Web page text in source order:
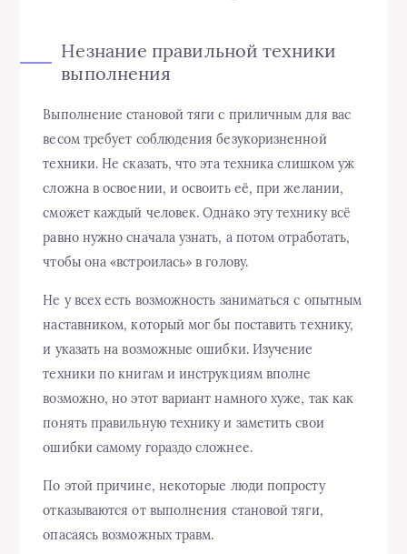
Незнание правильной техники
выполнения
Выполнение становой тяги с приличным для вас
весом требует соблюдения безукоризненной
техники. Не сказать, что эта техника слишком уж
сложна в освоении, и освоить её, при желании,
сможет каждый человек. Однако эту технику всё
равно нужно сначала узнать, а потом отработать,
чтобы она «встроилась» в голову.
Не у всех есть возможность заниматься с опытным
наставником, который мог бы поставить технику,
и указать на возможные ошибки. Изучение
техники по книгам и инструкциям вполне
возможно, но этот вариант намного хуже, так как
понять правильную технику и заметить свои
ошибки самому гораздо сложнее.
По этой причине, некоторые люди попросту
отказываются от выполнения становой тяги,
опасаясь возможных травм.